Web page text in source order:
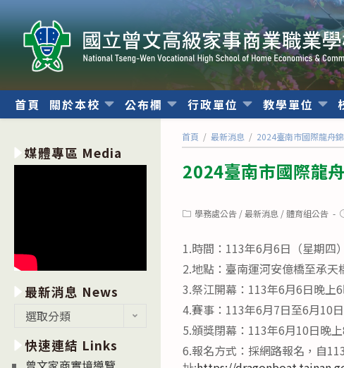
轉
內
首頁 關於本校 公布欄 行政單位 教學單位
首頁 / 最新消息 / 2024臺南市國際龍舟
2024臺南市國際龍
Post學務處公告 / 最新消息 / 體育組公告
1.時間：113年6月6日（星期四
2.地點：臺南運河安億橋至承天
3.祭江開幕：113年6月6日晚上6
4.賽事：113年6月7日至6月10
5.頒獎閉幕：113年6月10日晚上
6.報名方式：採網路報名，自
媒體專區 Media
最新消息 News
消
息
選取分類
快速連結 Links